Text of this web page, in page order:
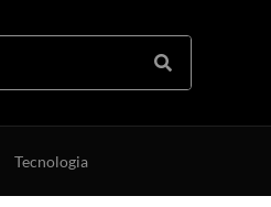
Tecnologia